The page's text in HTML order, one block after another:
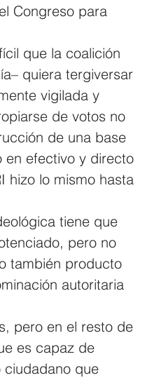
Congreso para
que la coalición
quiera tergiversar
vigilada y
de votos no
de una base
en efectivo y directo
hizo lo mismo hasta
tiene que
pero no
también producto
autoritaria
pero en el resto de
es capaz de
ciudadano que